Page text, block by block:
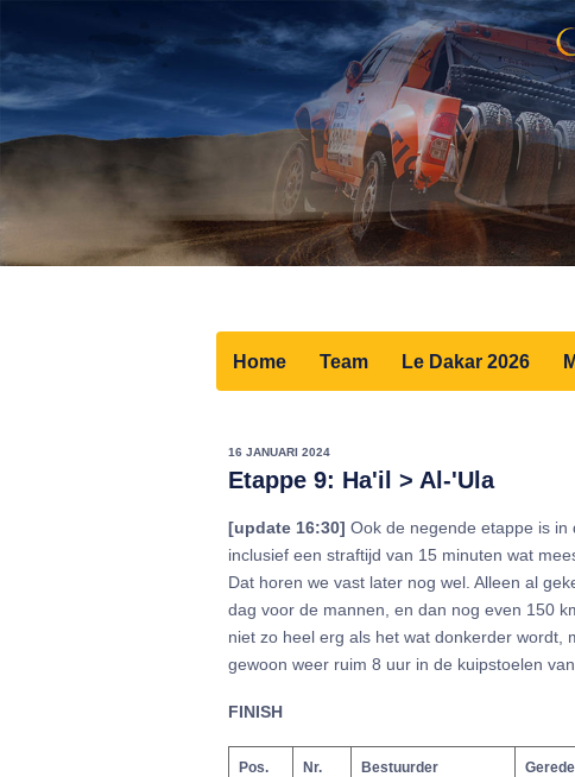
Home Team Le Dakar 2026
16 JANUARI 2024
Etappe 9: Ha'il > Al-'Ula
[update 16:30] Ook de negende etappe is
inclusief een straftijd van 15 minuten wat
Dat horen we vast later nog wel. Alleen al
dag voor de mannen, en dan nog even 150
niet zo heel erg als het wat donkerder wordt,
gewoon weer ruim 8 uur in de kuipstoelen van
FINISH
Pos. Nr. Bestuurder